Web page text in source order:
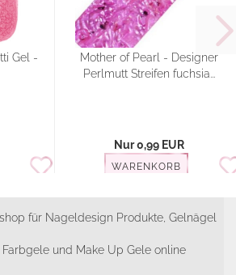
Gel -
Mother of Pearl - Designer
Perlmutt Streifen fuchsia...
Nur 0,99 EUR
WARENKORB
für Nageldesign Produkte, Gelnägel
und Make Up Gele online